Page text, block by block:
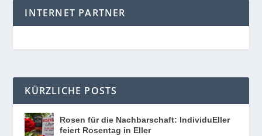
INTERNET PARTNER
KÜRZLICHE POSTS
Rosen für die Nachbarschaft: IndividuEller
feiert Rosentag in Eller